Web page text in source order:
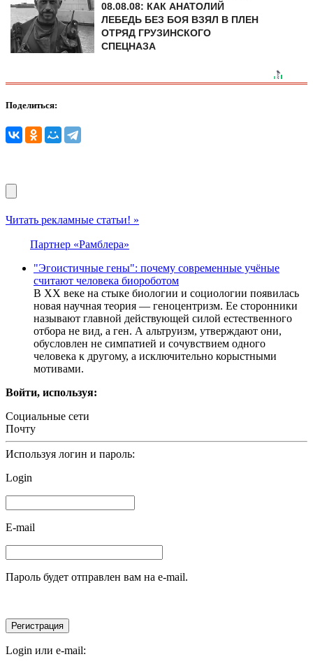
08.08.08: КАК АНАТОЛИЙ
ЛЕБЕДЬ БЕЗ БОЯ ВЗЯЛ В ПЛЕН
ОТРЯД ГРУЗИНСКОГО
СПЕЦНАЗА
Поделиться:
Читать рекламные статьи! »
Партнер «Рамблера»
"Эгоистичные гены": почему современные учёные
считают человека биороботом
В XX веке на стыке биологии и социологии появилась
новая научная теория — геноцентризм. Ее сторонники
называют главной действующей силой естественного
отбора не вид, а ген. А альтруизм, утверждают они,
обусловлен не симпатией и сочувствием одного
человека к другому, а исключительно корыстными
мотивами.
Войти, используя:
Социальные сети
Почту
Используя логин и пароль:
Login
E-mail
Пароль будет отправлен вам на e-mail.
Login или e-mail: